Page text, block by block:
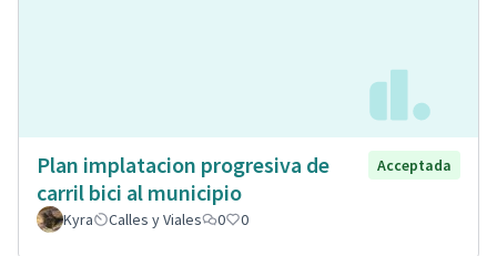
Plan implatacion progresiva de
carril bici al municipio
Acceptada
Kyra Calles y Viales 0 0